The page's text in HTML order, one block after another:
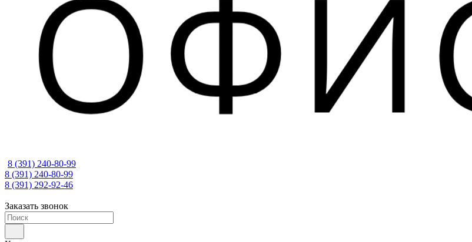
8 (391) 240-80-99
8 (391) 240-80-99
8 (391) 292-92-46
Заказать звонок